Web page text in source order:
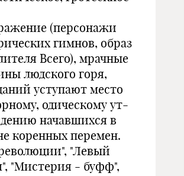
(персонажи
гимнов, образ
Всего), мрачные
людского горя,
уступают место
одическому ут-
начавшихся в
коренных перемен.
"Левый
"Мистерия - буфф",